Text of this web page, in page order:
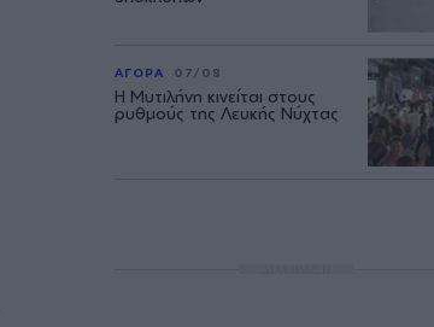
ΑΓΟΡΑ 07/08
Η Μυτιλήνη κινείται στους
ρυθμούς της Λευκής Νύχτας